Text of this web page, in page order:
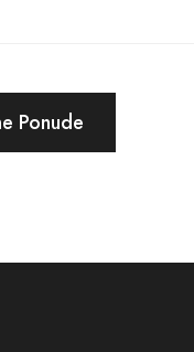
parfeme najpoznatijih
Naš cilj je da
Ponude